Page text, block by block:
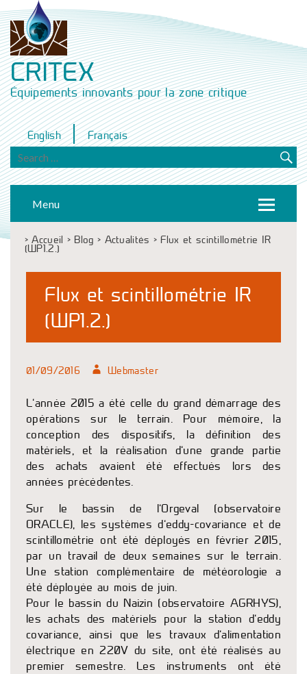
CRITEX
Équipements innovants pour la zone critique
English Français
Menu
>Accueil > Blog > Actualités >Flux et scintillométrie IR
(WP1.2.)
Flux et scintillométrie IR
(WP1.2.)
01/09/2016 Webmaster
L’année 2015 a été celle du grand démarrage des
opérations sur le terrain. Pour mémoire, la
conception des dispositifs, la définition des
matériels, et la réalisation d’une grande partie
des achats avaient été effectués lors des
années précédentes.
Sur le bassin de l’Orgeval (observatoire
ORACLE), les systèmes d’eddy-covariance et de
scintillométrie ont été déployés en février 2015,
par un travail de deux semaines sur le terrain.
Une station complémentaire de météorologie a
été déployée au mois de juin.
Pour le bassin du Naizin (observatoire AGRHYS),
les achats des matériels pour la station d’eddy
covariance, ainsi que les travaux d’alimentation
électrique en 220V du site, ont été réalisés au
premier semestre. Les instruments ont été